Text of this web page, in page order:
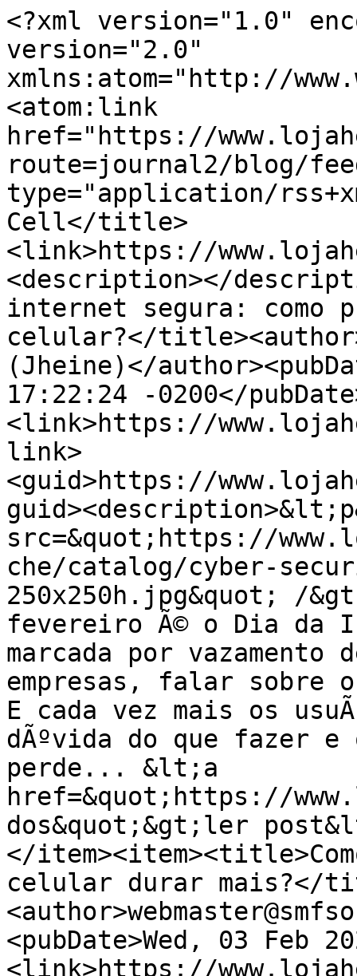
<?xml version="1.0"
version="2.0"
xmlns:atom="http://
<atom:link
href="https://
route=journal2/blog/
type="application/
Cell</title>
<link>https://
<description></
internet segura: como
celular?</
(Jheine)</
17:22:24 -0200</
<link>https://
link>
<guid>https://
src=&quot;https://
che/catalog/cyber-
250x250h.jpg&quot; /
fevereiro Ã© o Dia da
marcada por vazamento
empresas, falar sobre
E cada vez mais os
dÃºvida do que fazer e
perde... &lt;a
href=&quot;https://
dos&quot;&gt;ler
</
celular durar mais?</
<pubDate>Wed, 03 Feb
<link>https://